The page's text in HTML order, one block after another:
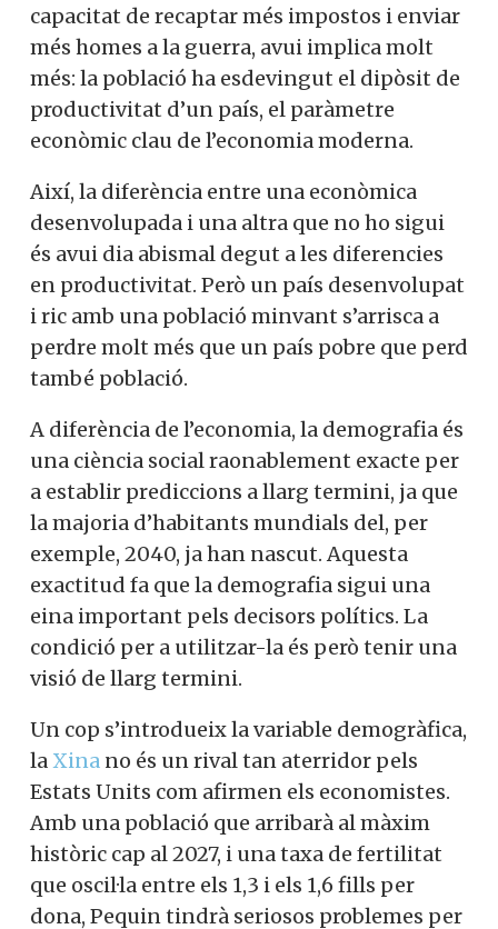
capacitat de recaptar més impostos i enviar
més homes a la guerra, avui implica molt
més: la població ha esdevingut el dipòsit de
productivitat d’un país, el paràmetre
econòmic clau de l’economia moderna.
Així, la diferència entre una econòmica
desenvolupada i una altra que no ho sigui
és avui dia abismal degut a les diferencies
en productivitat. Però un país desenvolupat
i ric amb una població minvant s’arrisca a
perdre molt més que un país pobre que perd
també població.
A diferència de l’economia, la demografia és
una ciència social raonablement exacte per
a establir prediccions a llarg termini, ja que
la majoria d’habitants mundials del, per
exemple, 2040, ja han nascut. Aquesta
exactitud fa que la demografia sigui una
eina important pels decisors polítics. La
condició per a utilitzar-la és però tenir una
visió de llarg termini.
Un cop s’introdueix la variable demogràfica,
la Xina no és un rival tan aterridor pels
Estats Units com afirmen els economistes.
Amb una població que arribarà al màxim
històric cap al 2027, i una taxa de fertilitat
que oscil·la entre els 1,3 i els 1,6 fills per
dona, Pequin tindrà seriosos problemes per